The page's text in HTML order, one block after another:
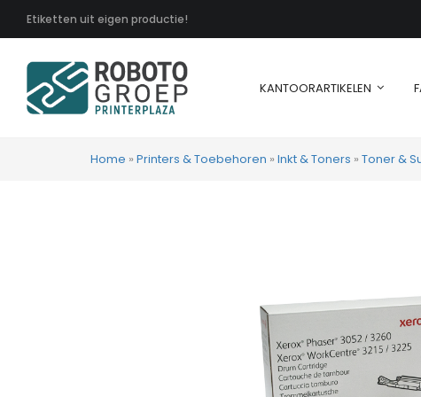
Etiketten uit eigen productie!
KANTOORARTIKELEN
Home » Printers & Toebehoren » Inkt & Toners » Toner &